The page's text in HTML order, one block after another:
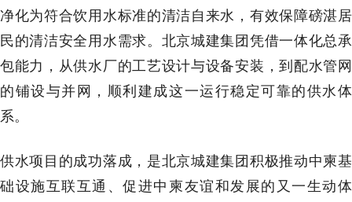
净化为符合饮用水标准的清洁自来水，有效保障磅湛居
民的清洁安全用水需求。北京城建集团凭借一体化总承
包能力，从供水厂的工艺设计与设备安装，到配水管网
的铺设与并网，顺利建成这一运行稳定可靠的供水体
系。
供水项目的成功落成，是北京城建集团积极推动中柬基
础设施互联互通、促进中柬友谊和发展的又一生动体